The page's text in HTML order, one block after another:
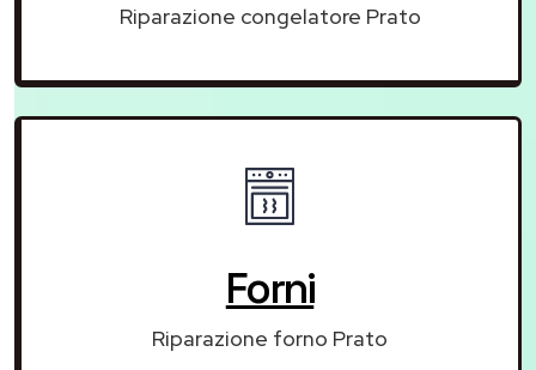
Riparazione congelatore Prato
Forni
Riparazione forno Prato